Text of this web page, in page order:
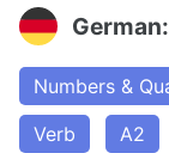
Numbers &
Verb
A2